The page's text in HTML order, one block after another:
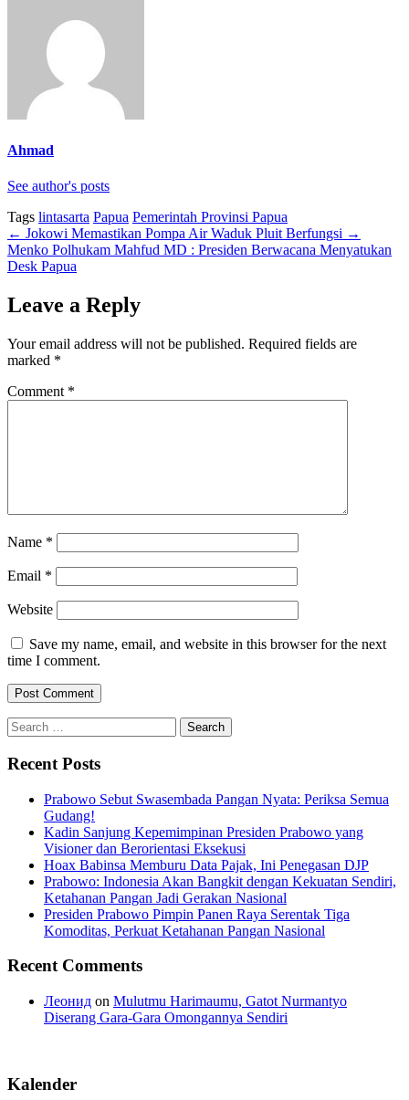
Ahmad
See author's posts
Tags lintasarta Papua Pemerintah Provinsi Papua
← Jokowi Memastikan Pompa Air Waduk Pluit Berfungsi →
Menko Polhukam Mahfud MD : Presiden Berwacana Menyatukan
Desk Papua
Leave a Reply
Your email address will not be published. Required fields are
marked *
Comment *
Name *
Email *
Website
Save my name, email, and website in this browser for the next
time I comment.
Search
for:
Recent Posts
Prabowo Sebut Swasembada Pangan Nyata: Periksa Semua
Gudang!
Kadin Sanjung Kepemimpinan Presiden Prabowo yang
Visioner dan Berorientasi Eksekusi
Hoax Babinsa Memburu Data Pajak, Ini Penegasan DJP
Prabowo: Indonesia Akan Bangkit dengan Kekuatan Sendiri,
Ketahanan Pangan Jadi Gerakan Nasional
Presiden Prabowo Pimpin Panen Raya Serentak Tiga
Komoditas, Perkuat Ketahanan Pangan Nasional
Recent Comments
Леонид on Mulutmu Harimaumu, Gatot Nurmantyo
Diserang Gara-Gara Omongannya Sendiri
Kalender